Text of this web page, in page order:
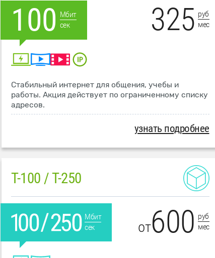
100 Мбит
сек
325 руб
мес
Стабильный интернет для общения, учебы и
работы. Акция действует по ограниченному списку
адресов.
узнать подробнее
T-100 / T-250
Мбит
сек
от600 руб
мес